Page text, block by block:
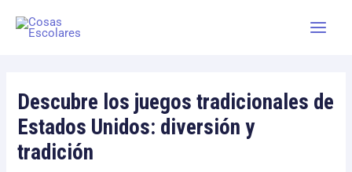
Descubre los juegos tradicionales de
Estados Unidos: diversión y
tradición